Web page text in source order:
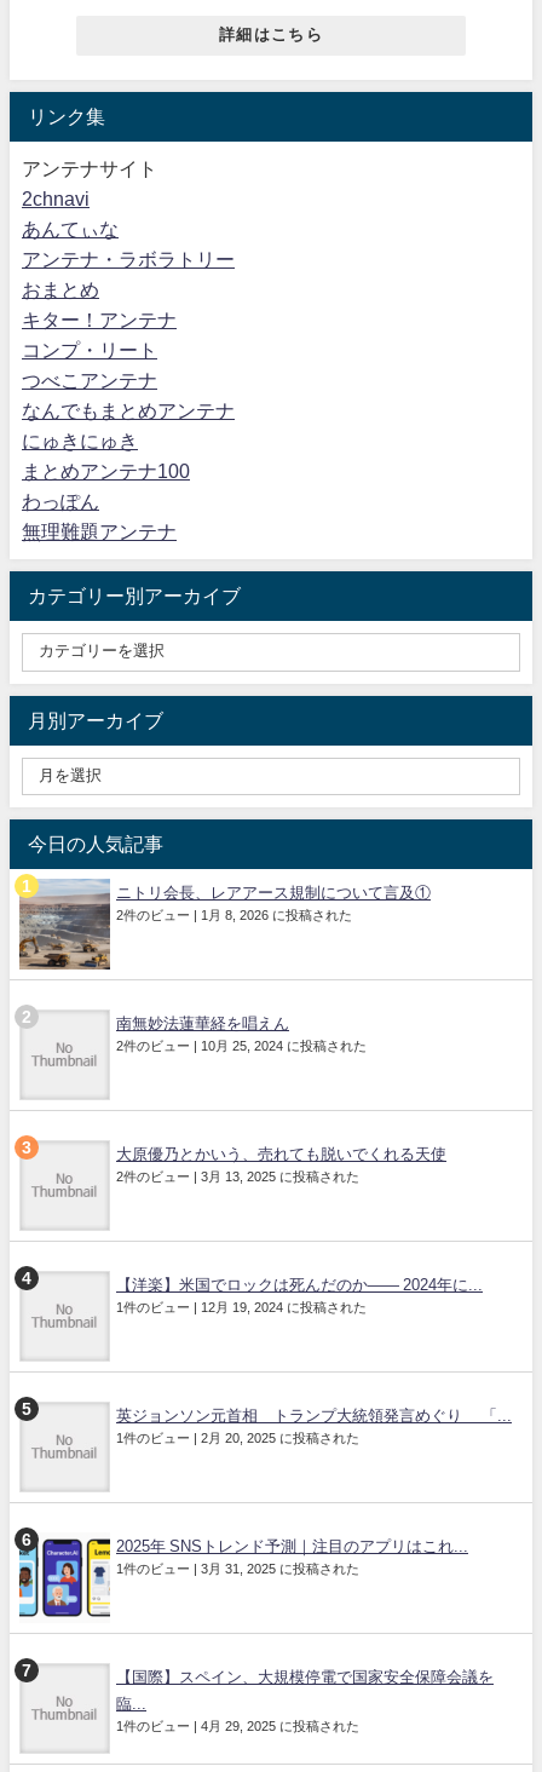
詳細はこちら
リンク集
アンテナサイト
2chnavi
あんてぃな
アンテナ・ラボラトリー
おまとめ
キター！アンテナ
コンプ・リート
つべこアンテナ
なんでもまとめアンテナ
にゅきにゅき
まとめアンテナ100
わっぽん
無理難題アンテナ
カテゴリー別アーカイブ
月別アーカイブ
今日の人気記事
ニトリ会長、レアアース規制について言及①
2件のビュー 1月 8, 2026 に投稿された
南無妙法蓮華経を唱えん
2件のビュー 10月 25, 2024 に投稿された
大原優乃とかいう、売れても脱いでくれる天使
2件のビュー 3月 13, 2025 に投稿された
【洋楽】米国でロックは死んだのか―― 2024年に...
1件のビュー 12月 19, 2024 に投稿された
英ジョンソン元首相 トランプ大統領発言めぐり 「...
1件のビュー 2月 20, 2025 に投稿された
2025年 SNSトレンド予測｜注目のアプリはこれ...
1件のビュー 3月 31, 2025 に投稿された
【国際】スペイン、大規模停電で国家安全保障会議を
臨...
1件のビュー 4月 29, 2025 に投稿された